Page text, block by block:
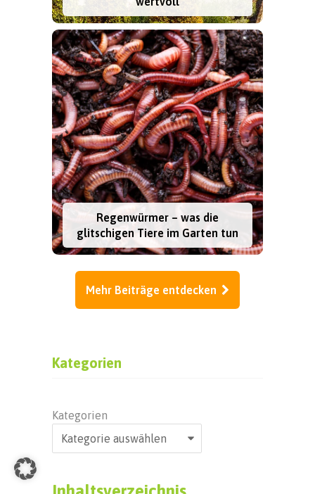
Regenwürmer – was die
glitschigen Tiere im Garten tun
Mehr Beiträge entdecken
Kategorien
Kategorien